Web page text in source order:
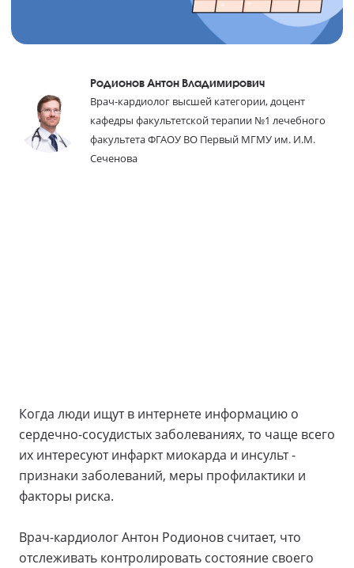
Родионов Антон Владимирович
Врач-кардиолог высшей категории, доцент
кафедры факультетской терапии №1 лечебного
факультета ФГАОУ ВО Первый МГМУ им. И.М.
Сеченова
Когда люди ищут в интернете информацию о
сердечно-сосудистых заболеваниях, то чаще всего
их интересуют инфаркт миокарда и инсульт -
признаки заболеваний, меры профилактики и
факторы риска.
Врач-кардиолог Антон Родионов считает, что
отслеживать контролировать состояние своего